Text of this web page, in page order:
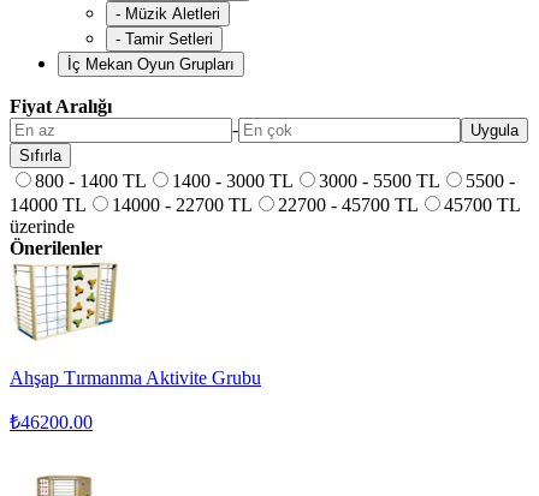
- Müzik Aletleri
- Tamir Setleri
İç Mekan Oyun Grupları
Fiyat Aralığı
-
Uygula
Sıfırla
800 - 1400 TL 1400 - 3000 TL 3000 - 5500 TL
5500 -
14000 TL
14000 - 22700 TL 22700 - 45700 TL
45700 TL
üzerinde
Önerilenler
Ahşap Tırmanma Aktivite Grubu
₺46200.00